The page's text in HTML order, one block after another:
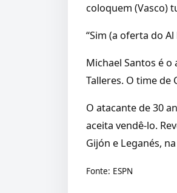
coloquem (Vasco)
“Sim (a oferta do
Michael Santos é
Talleres. O time de
O atacante de 30
aceita vendê-lo.
Gijón e Leganés,
Fonte: ESPN